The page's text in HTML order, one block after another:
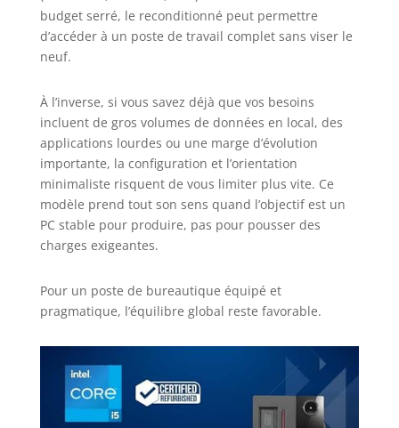
budget serré, le reconditionné peut permettre
d’accéder à un poste de travail complet sans viser le
neuf.
À l’inverse, si vous savez déjà que vos besoins
incluent de gros volumes de données en local, des
applications lourdes ou une marge d’évolution
importante, la configuration et l’orientation
minimaliste risquent de vous limiter plus vite. Ce
modèle prend tout son sens quand l’objectif est un
PC stable pour produire, pas pour pousser des
charges exigeantes.
Pour un poste de bureautique équipé et
pragmatique, l’équilibre global reste favorable.